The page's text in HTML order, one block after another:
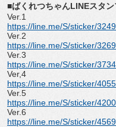
■ばくれつちゃんLINEスタン
Ver.1
https://line.me/S/sticker/
Ver.2
https://line.me/S/sticker/
Ver.3
https://line.me/S/sticker/
Ver,4
https://line.me/S/sticker/
Ver.5
https://line.me/S/sticker/
Ver.6
https://line.me/S/sticker/